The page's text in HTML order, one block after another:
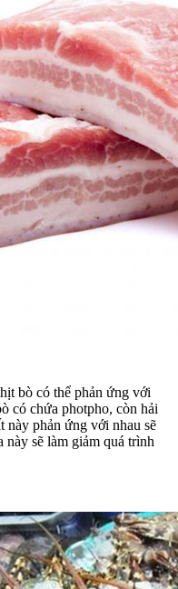
bò có thể phản ứng với
có chứa photpho, còn hải
này phản ứng với nhau sẽ
này sẽ làm giảm quá trình